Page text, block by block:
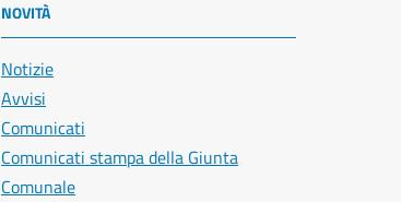
NOVITÀ
Notizie
Avvisi
Comunicati
Comunicati stampa della Giunta
Comunale